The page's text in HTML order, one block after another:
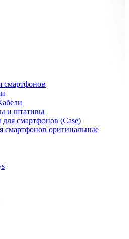
смартфонов
и штативы
смартфонов (Case)
смартфонов оригинальные